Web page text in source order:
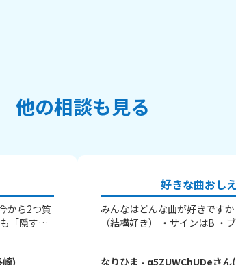
他の相談も見る
から2つ質
「隠す」
崎)
好きな曲おし
みんなはどんな曲が好きです
（結構好き） ・サインはB ・
なりひま - q5ZUWChUDeさん(